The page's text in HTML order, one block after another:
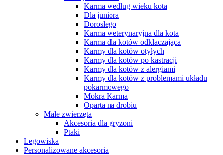
Karma według wieku kota
Dla juniora
Dorosłego
Karma weterynaryjna dla kota
Karma dla kotów odkłaczająca
Karmy dla kotów otyłych
Karmy dla kotów po kastracji
Karmy dla kotów z alergiami
Karmy dla kotów z problemami układu
pokarmowego
Mokra Karma
Oparta na drobiu
Małe zwierzęta
Akcesoria dla gryzoni
Ptaki
Legowiska
Personalizowane akcesoria